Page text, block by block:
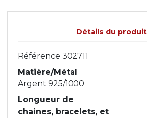
Détails du produit
Référence 302711
Matière/Métal
Argent 925/1000
Longueur de
chaines, bracelets, et